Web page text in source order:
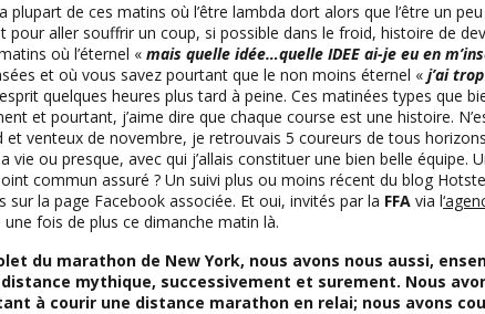
plupart de ces matins où l’être lambda dort alors que l’être un
pour aller souffrir un coup, si possible dans le froid, histoire de
où l’éternel « mais quelle idée…quelle IDEE ai-je eu en
et où vous savez pourtant que le non moins éternel « j’ai
quelques heures plus tard à peine. Ces matinées types que
et pourtant, j’aime dire que chaque course est une histoire.
et venteux de novembre, je retrouvais 5 coureurs de tous
vie ou presque, avec qui j’allais constituer une bien belle équipe.
commun assuré ? Un suivi plus ou moins récent du blog
la page Facebook associée. Et oui, invités par la FFA via l
fois de plus ce dimanche matin là.
du marathon de New York, nous avons nous aussi,
mythique, successivement et surement. Nous
à courir une distance marathon en relai; nous avons